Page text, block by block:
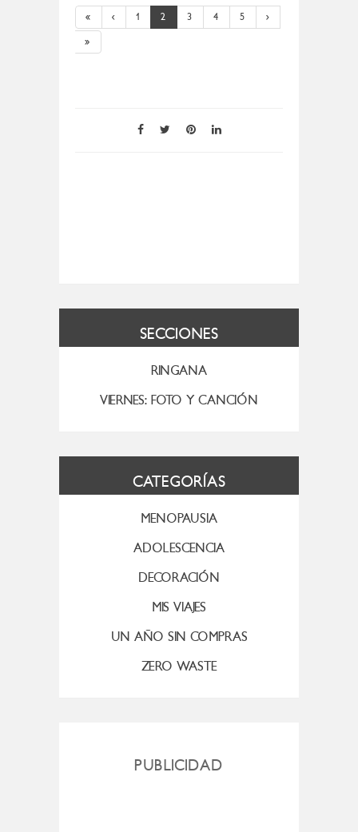
« ‹ 1 2 3 4 5 ›
»
SECCIONES
RINGANA
VIERNES: FOTO Y CANCIÓN
CATEGORÍAS
MENOPAUSIA
ADOLESCENCIA
DECORACIÓN
MIS VIAJES
UN AÑO SIN COMPRAS
ZERO WASTE
PUBLICIDAD